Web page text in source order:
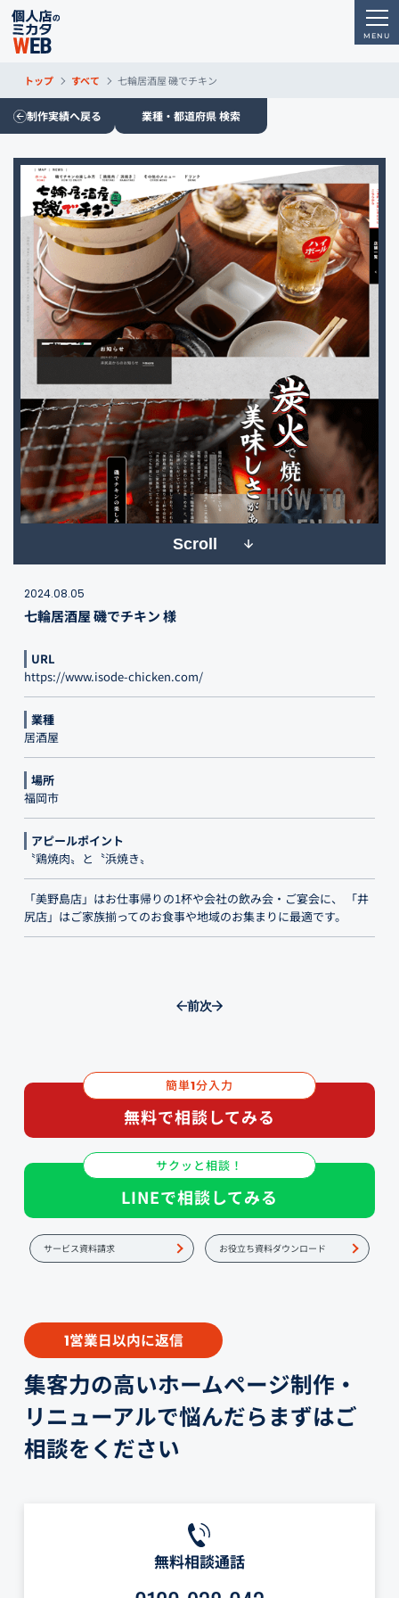
トップ すべて 七輪居酒屋 磯でチキン
制作実績へ戻る 業種・都道府県 検索
Scroll
2024.08.05
七輪居酒屋 磯でチキン 様
URL
https://www.isode-chicken.com/
業種
居酒屋
場所
福岡市
アピールポイント
〝鶏焼肉〟と〝浜焼き〟
「美野島店」はお仕事帰りの1杯や会社の飲み会・ご宴会に、 「井
尻店」はご家族揃ってのお食事や地域のお集まりに最適です。
前次
簡単1分入力
無料で相談してみる
サクッと相談！
LINEで相談してみる
サービス資料請求 お役立ち資料ダウンロード
1営業日以内に返信
集客力の高いホームページ制作・
リニューアルで悩んだらまずはご
相談をください
無料相談通話